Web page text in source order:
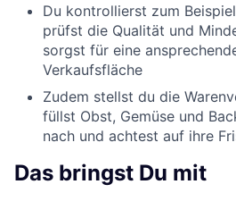
Du kontrollierst zum
prüfst die Qualität und
sorgst für eine
Verkaufsfläche
Zudem stellst du die
füllst Obst, Gemüse und
nach und achtest auf ihre
Das bringst Du mit